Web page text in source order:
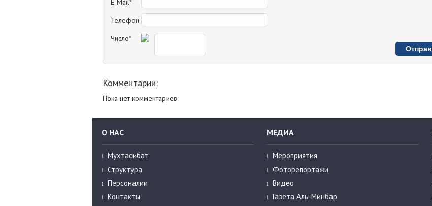
E-Mail*
Телефон
Число*
Комментарии:
Пока нет комментариев
О НАС
Мухтасибат
Структура
Персоналии
Контакты
МЕДИА
Мероприятия
Фоторепортажи
Видео
Газета Аль-Минбар